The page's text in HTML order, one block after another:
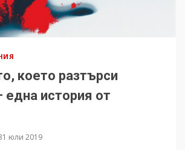
което разтърси
история от
юли 2019